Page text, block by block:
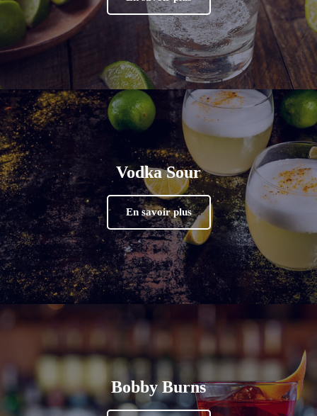
Vodka Sour
En savoir plus
Bobby Burns